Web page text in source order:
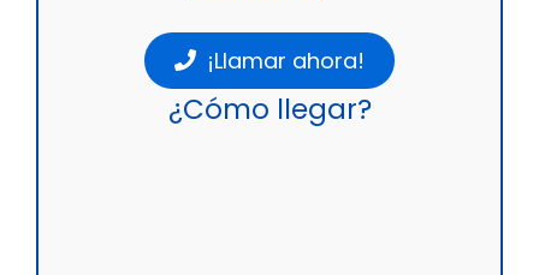
¡Llamar ahora!
¿Cómo llegar?